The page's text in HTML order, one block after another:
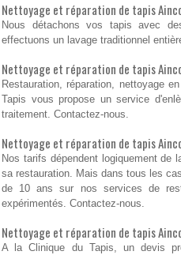
Nettoyage et réparation de tapis
Nous détachons vos tapis avec
effectuons un lavage traditionnel
Nettoyage et réparation de tapis
Restauration, réparation, nettoyage
Tapis vous propose un service
traitement. Contactez-nous.
Nettoyage et réparation de tapis
Nos tarifs dépendent logiquement
sa restauration. Mais dans tous les
de 10 ans sur nos services de
expérimentés. Contactez-nous.
Nettoyage et réparation de tapis
A la Clinique du Tapis, un devis